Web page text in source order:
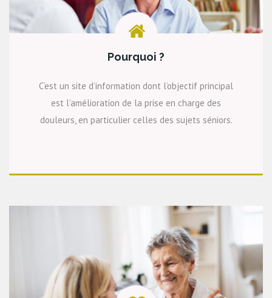
Pourquoi ?
C’est un site d’information dont l’objectif principal
est l’amélioration de la prise en charge des
douleurs, en particulier celles des sujets séniors.